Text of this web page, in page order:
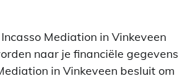
Mediation in Vinkeveen
naar je financiële gegevens
in Vinkeveen besluit om